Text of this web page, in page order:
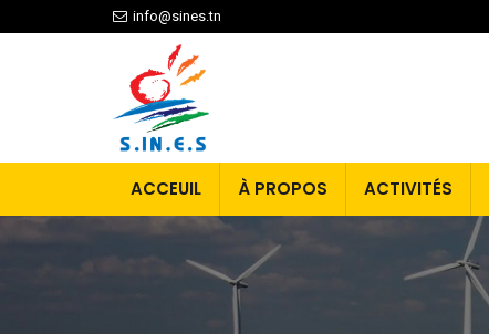
info@sines.tn
ACCEUIL À PROPOS ACTIVITÉS